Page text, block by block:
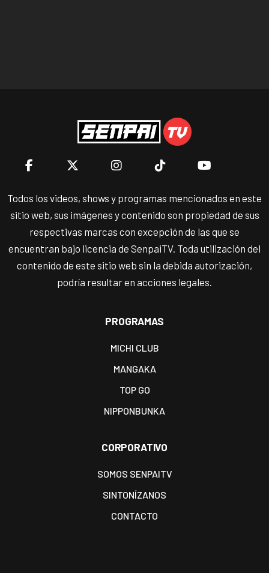
Todos los videos, shows y programas mencionados en este
sitio web, sus imágenes y contenido son propiedad de sus
respectivas marcas con excepción de las que se
encuentran bajo licencia de SenpaiTV. Toda utilización del
contenido de este sitio web sin la debida autorización,
podría resultar en acciones legales.
PROGRAMAS
MICHI CLUB
MANGAKA
TOP GO
NIPPONBUNKA
CORPORATIVO
SOMOS SENPAITV
SINTONÍZANOS
CONTACTO